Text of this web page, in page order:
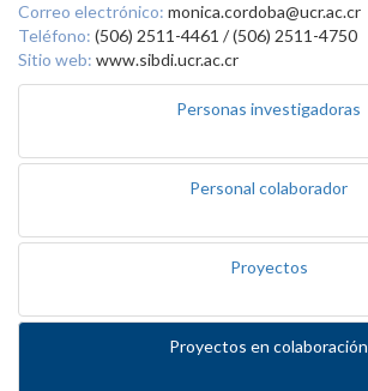
Correo electrónico: monica.cordoba@ucr.ac.cr
Teléfono: (506) 2511-4461 / (506) 2511-4750
Sitio web: www.sibdi.ucr.ac.cr
Personas investigadoras
Personal colaborador
Proyectos
Proyectos en colaboración